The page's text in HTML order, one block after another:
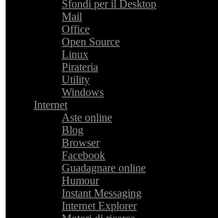
Sfondi per il Desktop
Mail
Office
Open Source
Linux
Pirateria
Utility
Windows
Internet
Aste online
Blog
Browser
Facebook
Guadagnare online
Humour
Instant Messaging
Internet Explorer